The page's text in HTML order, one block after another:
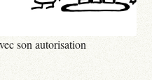
son autorisation